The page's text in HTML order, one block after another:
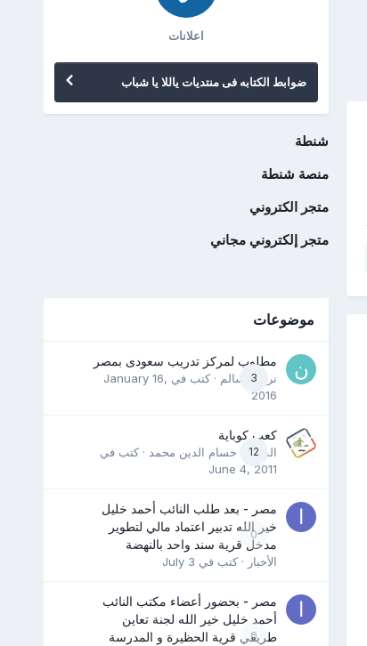
اعلانات
ضوابط الكتابه فى منتديات ياللا يا شباب
شنطة
منصة شنطة
متجر الكتروني
متجر إلكتروني مجاني
موضوعات
3
مطلوب لمركز تدريب سعودى بمصر
نرمين سالم · كتب في January 16,
2016
12
كعب كوباية
المدرب حسام الدين محمد · كتب في
June 4, 2011
0
مصر - بعد طلب النائب أحمد خليل
خير الله تدبير اعتماد مالي لتطوير
مدخل قرية سند واحد بالنهضة
الأخبار · كتب في July 3
0
مصر - بحضور أعضاء مكتب النائب
أحمد خليل خير الله لجنة تعاين
طريقي قرية الحظيرة و المدرسة